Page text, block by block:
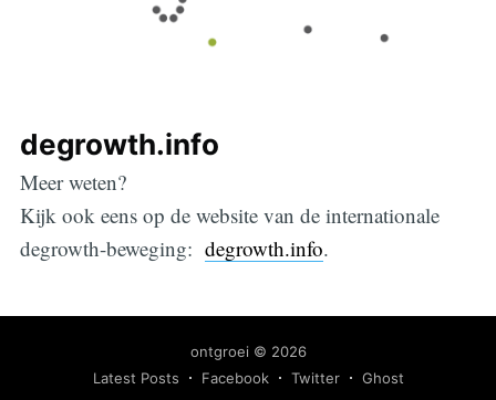
degrowth.info
Meer weten?
Kijk ook eens op de website van de internationale
degrowth-beweging: degrowth.info.
ontgroei © 2026
Latest Posts
Facebook Twitter Ghost